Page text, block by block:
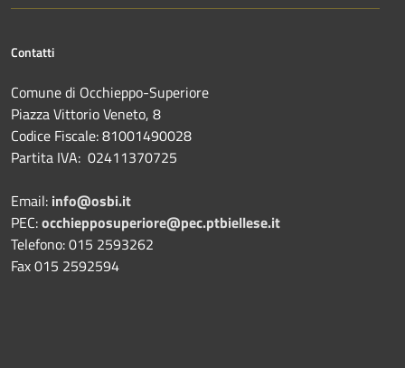
Contatti
Comune di Occhieppo-Superiore
Piazza Vittorio Veneto, 8
Codice Fiscale: 81001490028
Partita IVA: 02411370725
Email: info@osbi.it
PEC:occhiepposuperiore@pec.ptbiellese.it
Telefono: 015 2593262
Fax 015 2592594